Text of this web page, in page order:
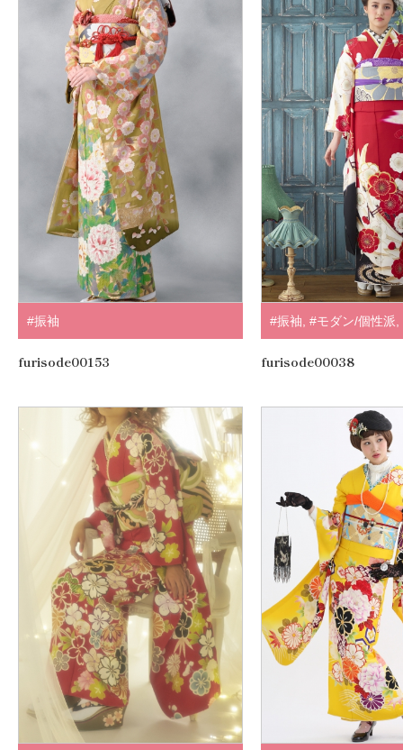
#振袖
furisode00153
#振袖, #モダン/個性派,
.
furisode00038